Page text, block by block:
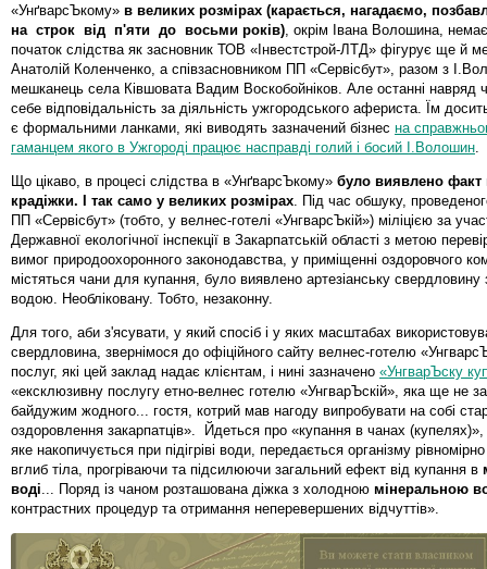
«УнґварсЪкому» в великих розмірах (карається, нагадаємо,
на строк від п'яти до восьми років) , окрім Івана Волошина,
початок слідства як засновник ТОВ «Інвестстрой-ЛТД» фігурує ще й
Анатолій Коленченко, а співзасновником ПП «Сервісбут», разом з
мешканець села Ківшовата Вадим Воскобойніков. Але останні навряд
себе відповідальність за діяльність ужгородського афериста. Їм
є формальними ланками, які виводять зазначений бізнес на
гаманцем якого в Ужгороді працює насправді голий і босий І.Волошин
Що цікаво, в процесі слідства в «УнґварсЪкому» було виявлено факт
крадіжки. І так само у великих розмірах . Під час обшуку,
ПП «Сервісбут» (тобто, у велнес-готелі «УнгварсЪкій») міліцією за
Державної екологічної інспекції в Закарпатській області з метою
вимог природоохоронного законодавства, у приміщенні оздоровчого
містяться чани для купання, було виявлено артезіанську
водою. Необліковану. Тобто, незаконну.
Для того, аби з'ясувати, у який спосіб і у яких масштабах
свердловина, звернімося до офіційного сайту велнес-готелю
послуг, які цей заклад надає клієнтам, і нині зазначено «УнгварЪску
«ексклюзивну послугу етно-велнес готелю «УнгварЪскій», яка ще не
байдужим жодного... гостя, котрий мав нагоду випробувати на собі
оздоровлення закарпатців». Йдеться про «купання в чанах
яке накопичується при підігріві води, передається організму
вглиб тіла, прогріваючи та підсилюючи загальний ефект від купання в
воді ... Поряд із чаном розташована діжка з холодною мінеральною
контрастних процедур та отримання неперевершених відчуттів».